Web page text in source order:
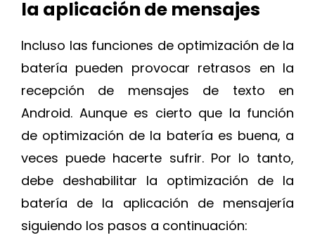
la aplicación de mensajes
Incluso las funciones de optimización de la
batería pueden provocar retrasos en la
recepción de mensajes de texto en
Android. Aunque es cierto que la función
de optimización de la batería es buena, a
veces puede hacerte sufrir. Por lo tanto,
debe deshabilitar la optimización de la
batería de la aplicación de mensajería
siguiendo los pasos a continuación: